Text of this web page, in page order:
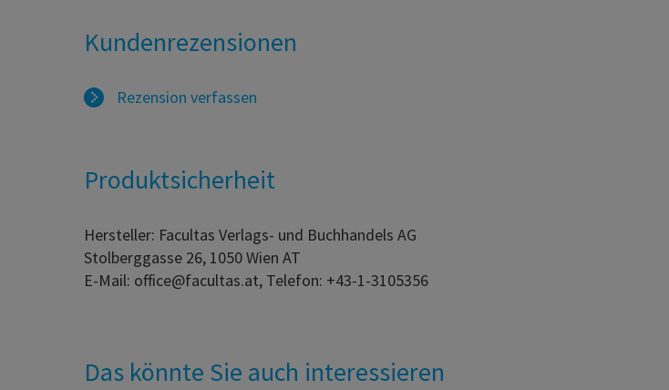
Kundenrezensionen
Rezension verfassen
Produktsicherheit
Hersteller: Facultas Verlags- und Buchhandels AG
Stolberggasse 26, 1050 Wien AT
E-Mail: office@facultas.at, Telefon: +43-1-3105356
Das könnte Sie auch interessieren